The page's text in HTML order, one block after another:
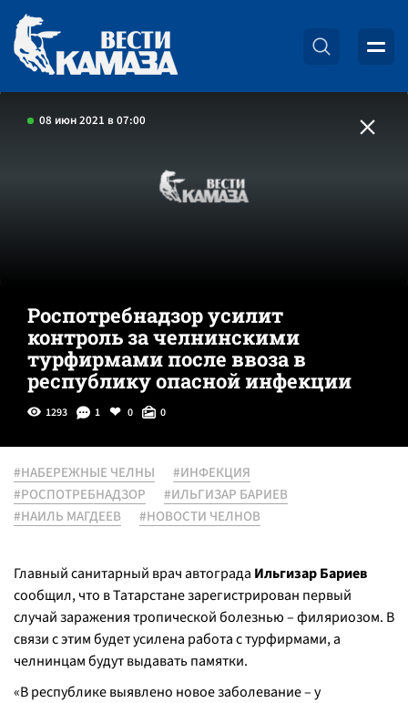
08 июн 2021 в 07:00
Роспотребнадзор усилит
контроль за челнинскими
турфирмами после ввоза в
республику опасной инфекции
1293 1 0 0
#НАБЕРЕЖНЫЕ ЧЕЛНЫ
#ИНФЕКЦИЯ
#РОСПОТРЕБНАДЗОР
#ИЛЬГИЗАР БАРИЕВ
#НАИЛЬ МАГДЕЕВ
#НОВОСТИ ЧЕЛНОВ
Главный санитарный врач автограда Ильгизар Бариев
сообщил, что в Татарстане зарегистрирован первый
случай заражения тропической болезнью – филяриозом. В
связи с этим будет усилена работа с турфирмами, а
челнинцам будут выдавать памятки.
«В республике выявлено новое заболевание – у